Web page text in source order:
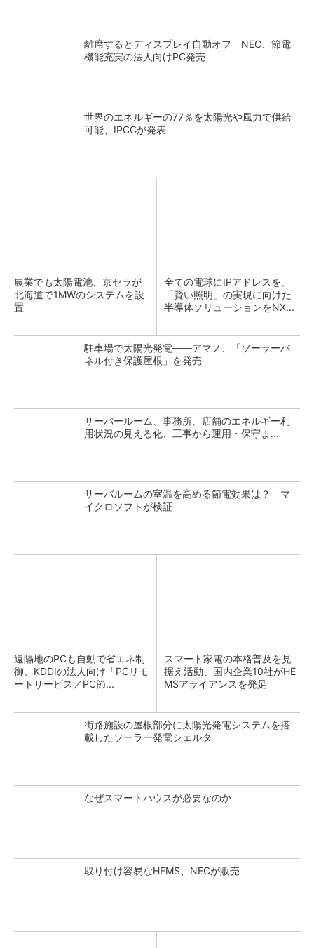
離席するとディスプレイ自動オフ NEC、節電
機能充実の法人向けPC発売
世界のエネルギーの77％を太陽光や風力で供給
可能、IPCCが発表
農業でも太陽電池、京セラが
北海道で1MWのシステムを設
置
全ての電球にIPアドレスを、
「賢い照明」の実現に向けた
半導体ソリューションをNX...
駐車場で太陽光発電――アマノ、「ソーラーパ
ネル付き保護屋根」を発売
サーバールーム、事務所、店舗のエネルギー利
用状況の見える化、工事から運用・保守ま...
サーバルームの室温を高める節電効果は？ マ
イクロソフトが検証
遠隔地のPCも自動で省エネ制
御、KDDIの法人向け「PCリモ
ートサービス／PC節...
スマート家電の本格普及を見
据え活動、国内企業10社がHE
MSアライアンスを発足
街路施設の屋根部分に太陽光発電システムを搭
載したソーラー発電シェルタ
なぜスマートハウスが必要なのか
取り付け容易なHEMS、NECが販売